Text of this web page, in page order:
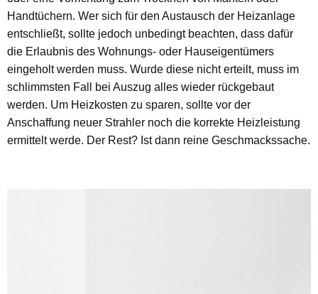
Handtüchern. Wer sich für den Austausch der Heizanlage
entschließt, sollte jedoch unbedingt beachten, dass dafür
die Erlaubnis des Wohnungs- oder Hauseigentümers
eingeholt werden muss. Wurde diese nicht erteilt, muss im
schlimmsten Fall bei Auszug alles wieder rückgebaut
werden. Um Heizkosten zu sparen, sollte vor der
Anschaffung neuer Strahler noch die korrekte Heizleistung
ermittelt werde. Der Rest? Ist dann reine Geschmackssache.